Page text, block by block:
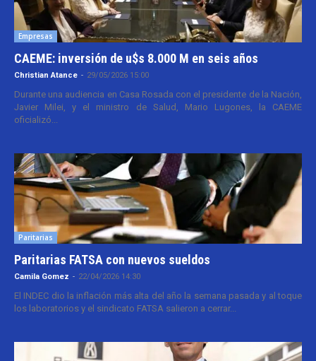
Empresas
CAEME: inversión de u$s 8.000 M en seis años
Christian Atance - 29/05/2026 15:00
Durante una audiencia en Casa Rosada con el presidente de la Nación,
Javier Milei, y el ministro de Salud, Mario Lugones, la CAEME
oficializó...
Paritarias
Paritarias FATSA con nuevos sueldos
Camila Gomez - 22/04/2026 14:30
El INDEC dio la inflación más alta del año la semana pasada y al toque
los laboratorios y el sindicato FATSA salieron a cerrar...